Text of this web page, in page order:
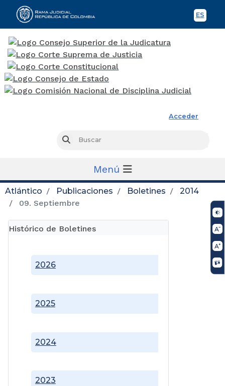
ES
Acceder
Buscar
Menú
Atlántico Publicaciones Boletines
2014
09. Septiembre
Histórico de Boletines
2023
2024
2025
2026